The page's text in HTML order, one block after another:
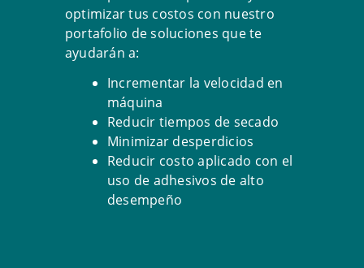
optimizar tus costos con nuestro
portafolio de soluciones que te
ayudarán a:
Incrementar la velocidad en
máquina
Reducir tiempos de secado
Minimizar desperdicios
Reducir costo aplicado con el
uso de adhesivos de alto
desempeño